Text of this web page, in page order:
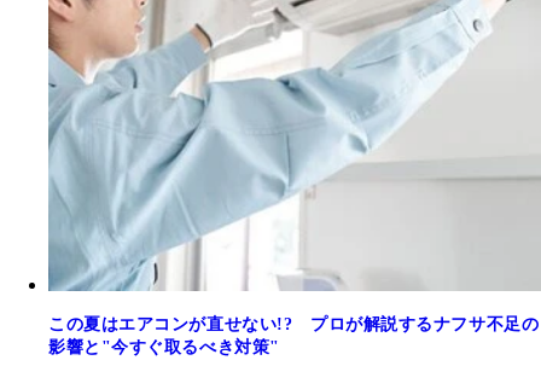
この夏はエアコンが直せない!? プロが解説するナフサ不足の
影響と"今すぐ取るべき対策"